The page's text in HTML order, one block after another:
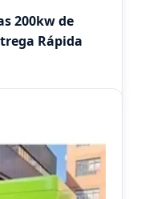
200kw de
Rápida